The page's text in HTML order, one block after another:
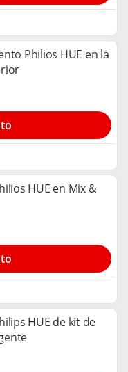
Philios HUE en la
HUE en Mix &
HUE de kit de